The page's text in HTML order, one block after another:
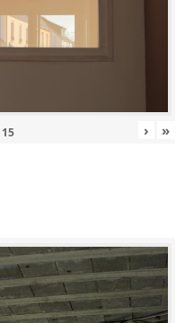
15 › »